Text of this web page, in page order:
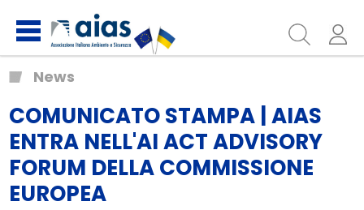
News
COMUNICATO STAMPA | AIAS
ENTRA NELL'AI ACT ADVISORY
FORUM DELLA COMMISSIONE
EUROPEA